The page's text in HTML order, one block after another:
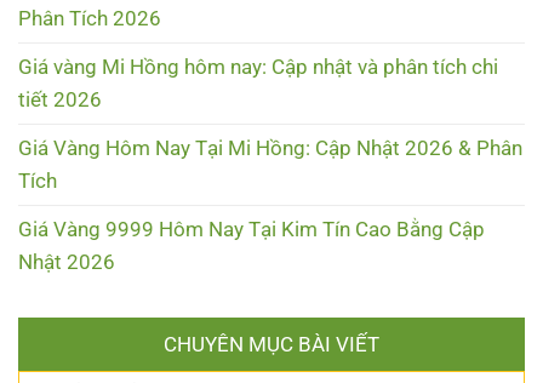
Phân Tích 2026
Giá vàng Mi Hồng hôm nay: Cập nhật và phân tích chi
tiết 2026
Giá Vàng Hôm Nay Tại Mi Hồng: Cập Nhật 2026 & Phân
Tích
Giá Vàng 9999 Hôm Nay Tại Kim Tín Cao Bằng Cập
Nhật 2026
CHUYÊN MỤC BÀI VIẾT